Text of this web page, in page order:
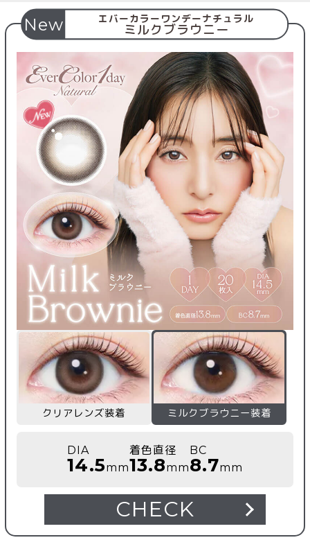
New エバーカラーワンデーナチュラル
ミルクブラウニー
クリアレンズ装着 ミルクブラウニー装着
DIA
14.5mm
着色直径
13.8mm
BC
8.7mm
CHECK